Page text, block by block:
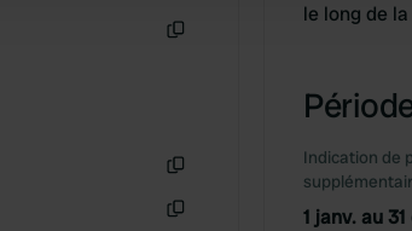
le long de
Indication de
1 janv. au 31